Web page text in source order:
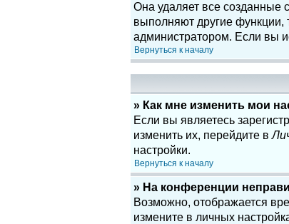
Она удаляет все созданные
выполняют другие функции,
администратором. Если вы
Вернуться к началу
» Как мне изменить мои
Если вы являетесь
изменить их, перейдите в
настройки.
Вернуться к началу
» На конференции
Возможно, отображается
измените в личных